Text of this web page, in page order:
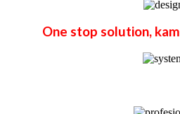
One stop solution,